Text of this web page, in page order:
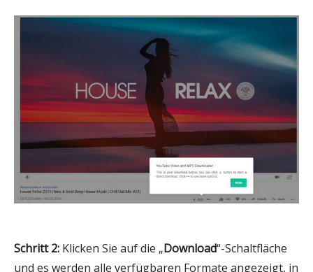
Schritt 2: Klicken Sie auf die „Download“-Schaltfläche
und es werden alle verfügbaren Formate angezeigt, in